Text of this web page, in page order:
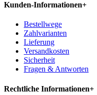
Kunden-Informationen+
Bestellwege
Zahlvarianten
Lieferung
Versandkosten
Sicherheit
Fragen & Antworten
Rechtliche Informationen+